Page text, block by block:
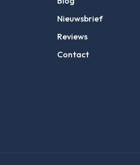
Nieuwsbrief
Reviews
Contact